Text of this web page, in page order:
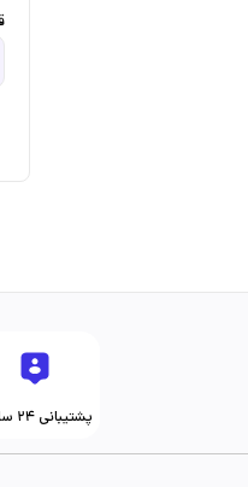
پشتیبانی ۲۴ ساعته